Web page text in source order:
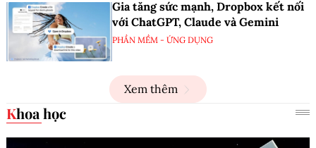
Gia tăng sức mạnh, Dropbox kết nối
với ChatGPT, Claude và Gemini
PHẦN MỀM - ỨNG DỤNG
Xem thêm
Khoa học